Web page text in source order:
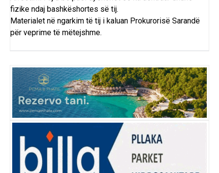
fizike ndaj bashkëshortes së tij.
Materialet në ngarkim të tij i kaluan Prokurorisë Sarandë
për veprime të mëtejshme.